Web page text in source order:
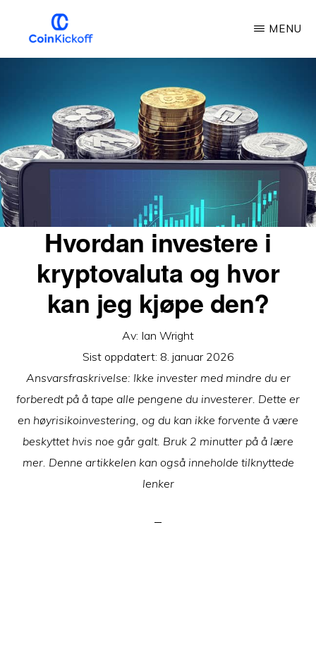
hovedinnhold
COIN
MENU
Hvordan investere i
kryptovaluta og hvor
kan jeg kjøpe den?
Av: Ian Wright
Sist oppdatert: 8. januar 2026
Ansvarsfraskrivelse: Ikke invester med mindre du er
forberedt på å tape alle pengene du investerer. Dette er
en høyrisikoinvestering, og du kan ikke forvente å være
beskyttet hvis noe går galt. Bruk 2 minutter på å lære
mer. Denne artikkelen kan også inneholde tilknyttede
lenker